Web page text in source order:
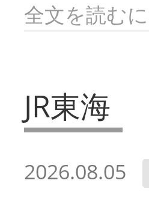
全文を読む
JR東海
2026.08.05